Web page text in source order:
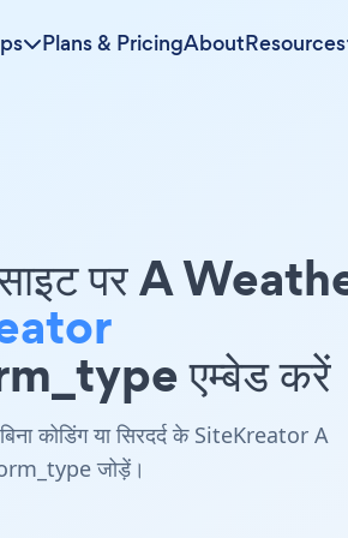
Plans & PricingAboutResources
पर A
एम्बेड करें
कोडिंग या सिरदर्द के SiteKreator A
जोड़ें।